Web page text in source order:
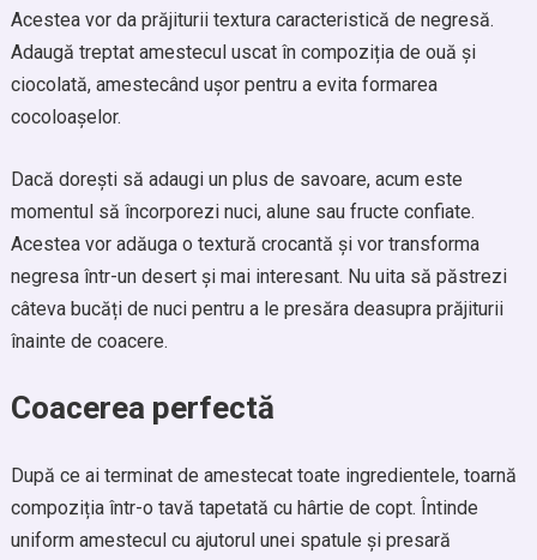
Acestea vor da prăjiturii textura caracteristică de negresă.
Adaugă treptat amestecul uscat în compoziția de ouă și
ciocolată, amestecând ușor pentru a evita formarea
cocoloașelor.
Dacă dorești să adaugi un plus de savoare, acum este
momentul să încorporezi nuci, alune sau fructe confiate.
Acestea vor adăuga o textură crocantă și vor transforma
negresa într-un desert și mai interesant. Nu uita să păstrezi
câteva bucăți de nuci pentru a le presăra deasupra prăjiturii
înainte de coacere.
Coacerea perfectă
După ce ai terminat de amestecat toate ingredientele, toarnă
compoziția într-o tavă tapetată cu hârtie de copt. Întinde
uniform amestecul cu ajutorul unei spatule și presară